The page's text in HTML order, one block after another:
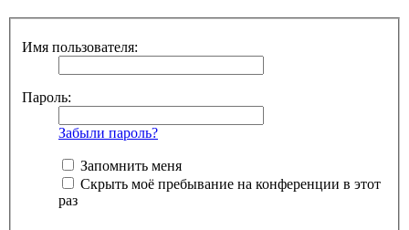
Имя пользователя:
Пароль:
Забыли пароль?
Запомнить меня
Скрыть моё пребывание на конференции в этот
раз